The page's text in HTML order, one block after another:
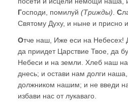
Господи, помилуй (Трижды). С
Святому Духу, и ныне и присно
Отче наш, Иже еси на Небесех!
да приидет Царствие Твое, да
Небеси и на земли. Хлеб наш
днесь; и остави нам долги
должником нашим; и не введи
избави нас от лукаваго.